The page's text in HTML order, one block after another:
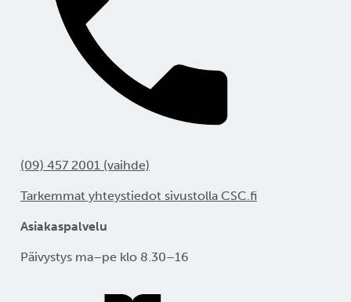
(09) 457 2001 (vaihde)
Tarkemmat yhteystiedot sivustolla CSC.fi
Asiakaspalvelu
Päivystys ma–pe klo 8.30–16